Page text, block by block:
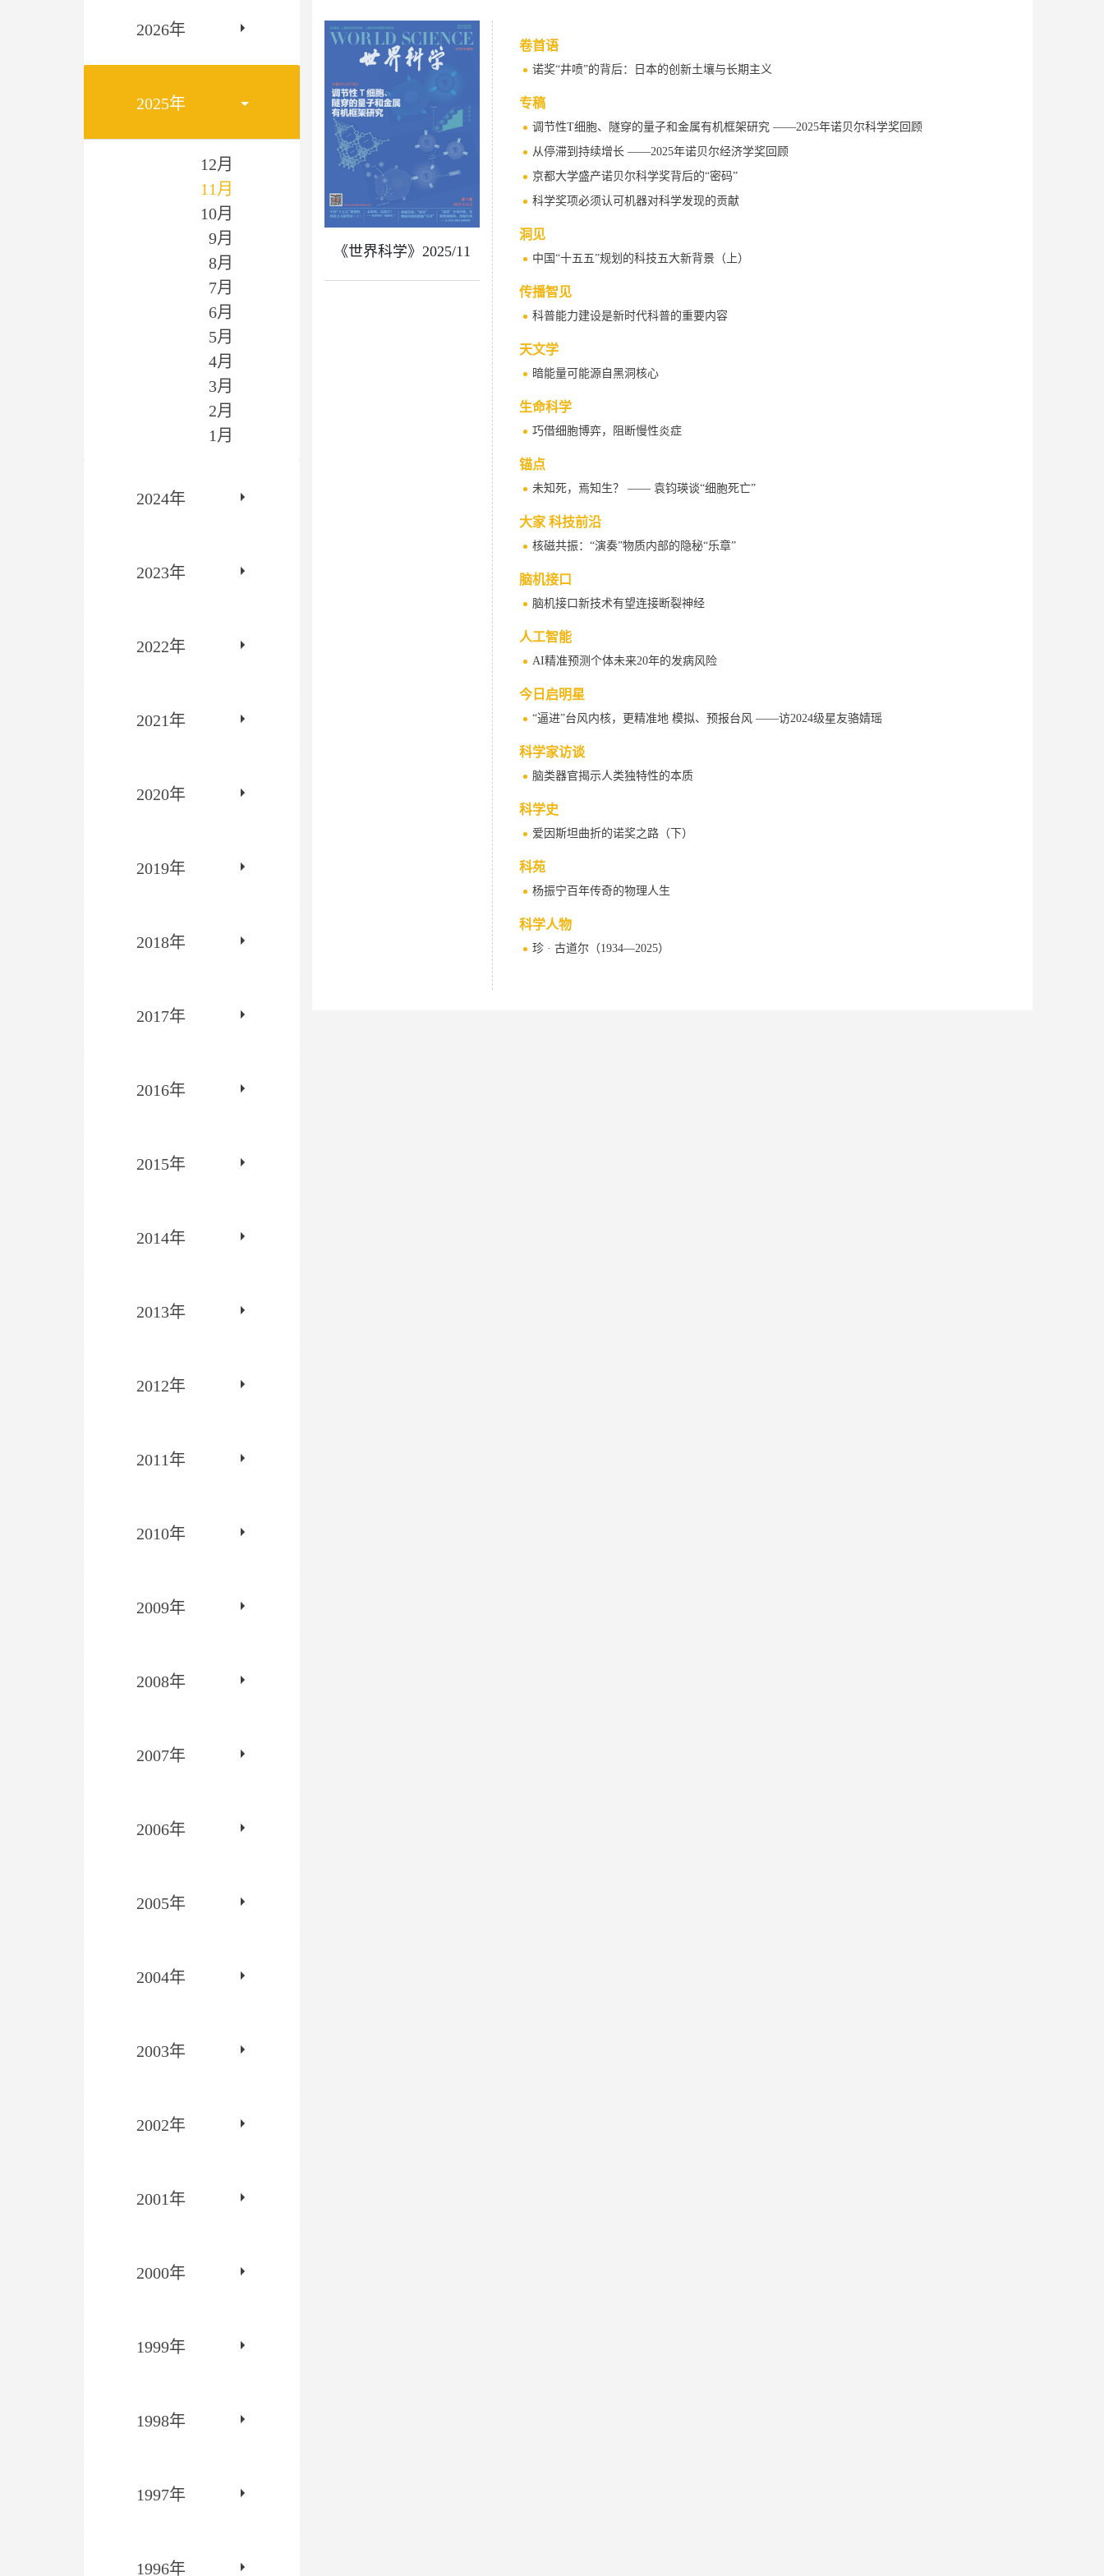
2026年
2025年
12月
11月
10月
9月
8月
7月
6月
5月
4月
3月
2月
1月
2024年
2023年
2022年
2021年
2020年
2019年
2018年
2017年
2016年
2015年
2014年
2013年
2012年
2011年
2010年
2009年
2008年
2007年
2006年
2005年
2004年
2003年
2002年
2001年
2000年
1999年
1998年
1997年
1996年
《世界科学》2025/11
卷首语
诺奖“井喷”的背后：日本的创新土壤与长期主义
专稿
调节性T细胞、隧穿的量子和金属有机框架研究 ——2025年诺贝尔科学奖回顾
从停滞到持续增长 ——2025年诺贝尔经济学奖回顾
京都大学盛产诺贝尔科学奖背后的“密码”
科学奖项必须认可机器对科学发现的贡献
洞见
中国“十五五”规划的科技五大新背景（上）
传播智见
科普能力建设是新时代科普的重要内容
天文学
暗能量可能源自黑洞核心
生命科学
巧借细胞博弈，阻断慢性炎症
锚点
未知死，焉知生？ —— 袁钧瑛谈“细胞死亡”
大家 科技前沿
核磁共振：“演奏”物质内部的隐秘“乐章”
脑机接口
脑机接口新技术有望连接断裂神经
人工智能
AI精准预测个体未来20年的发病风险
今日启明星
“逼进”台风内核，更精准地 模拟、预报台风 ——访2024级星友骆婧瑶
科学家访谈
脑类器官揭示人类独特性的本质
科学史
爱因斯坦曲折的诺奖之路（下）
科苑
杨振宁百年传奇的物理人生
科学人物
珍 · 古道尔（1934—2025）